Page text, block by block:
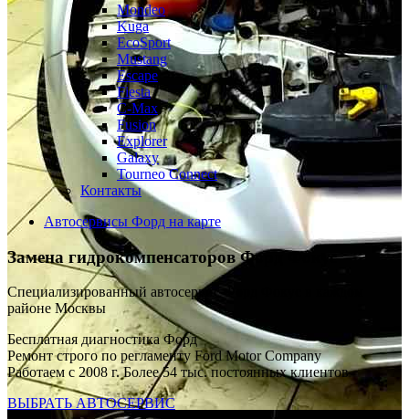
Mondeo
Kuga
EcoSport
Mustang
Escape
Fiesta
C-Max
Fusion
Explorer
Galaxy
Tourneo Connect
Контакты
Автосервисы Форд на карте
Замена гидрокомпенсаторов Форд Фокус
Специализированный автосервис Форд Фокус в каждом
районе Москвы
Бесплатная диагностика Форд
Ремонт строго по регламенту Ford Motor Company
Работаем с 2008 г. Более 54 тыс. постоянных клиентов
ВЫБРАТЬ АВТОСЕРВИС